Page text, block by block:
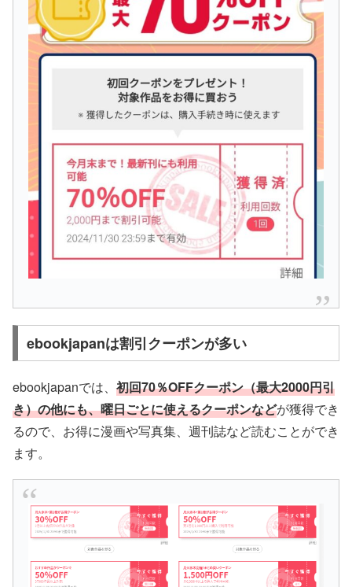
ebookjapanは割引クーポンが多い
ebookjapanでは、 初回70％OFFクーポン（最大2000円引
き）の他にも、曜日ごとに使えるクーポンなどが獲得でき
るので、お得に漫画や写真集、週刊誌など読むことができ
ます。